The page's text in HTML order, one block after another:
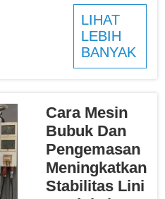
yang
digunakan
pabrik untuk
mengisi
dengan bahan
berbentuk
bubuk. Mesin
ini beroperasi
menggunakan
komponen
LIHAT
LEBIH
BANYAK
Cara Mesin
Bubuk Dan
Pengemasan
Meningkatkan
Stabilitas Lini